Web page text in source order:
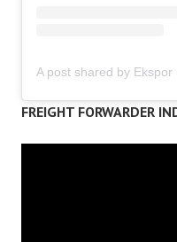
FREIGHT FORWARDER